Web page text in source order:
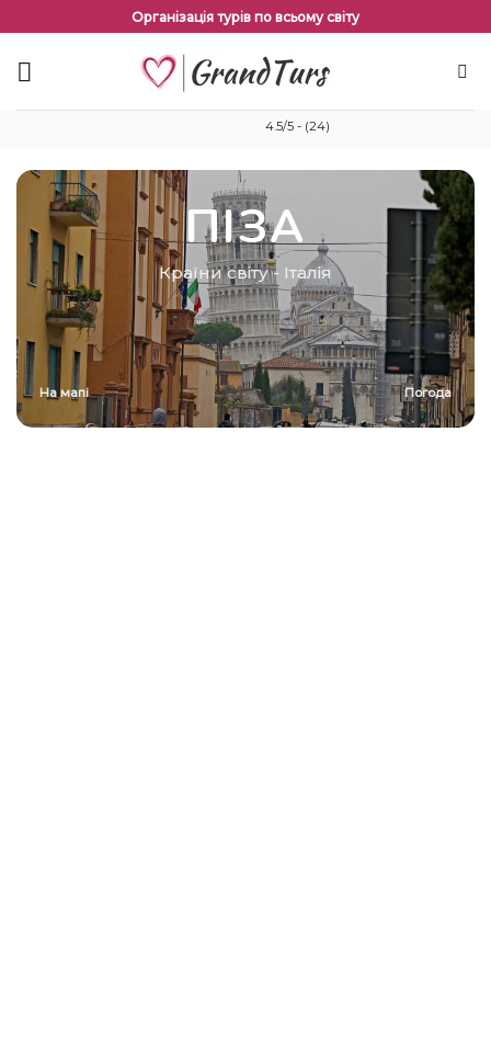
змісту
Організація турів по всьому світу
4.5/5 - (24)
ПІЗА
Країни світу- Італія
На мапі Погода